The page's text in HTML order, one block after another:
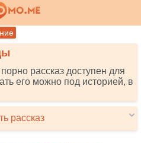
рассказ доступен для
его можно под историей, в
рассказ